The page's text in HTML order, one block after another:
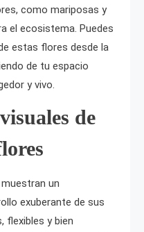
como mariposas y
el ecosistema. Puedes
estas flores desde la
de tu espacio
y vivo.
de
un
exuberante de sus
flexibles y bien